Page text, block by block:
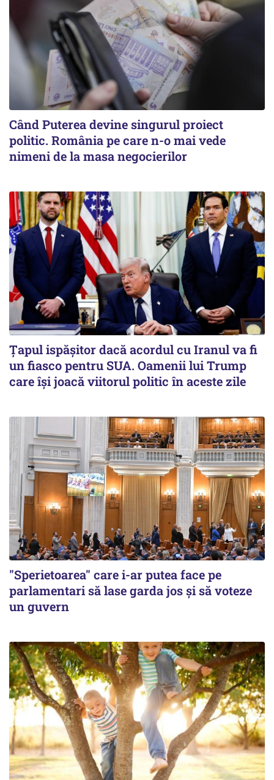
Când Puterea devine singurul proiect
politic. România pe care n-o mai vede
nimeni de la masa negocierilor
Țapul ispășitor dacă acordul cu Iranul va fi
un fiasco pentru SUA. Oamenii lui Trump
care își joacă viitorul politic în aceste zile
"Sperietoarea" care i-ar putea face pe
parlamentari să lase garda jos și să voteze
un guvern